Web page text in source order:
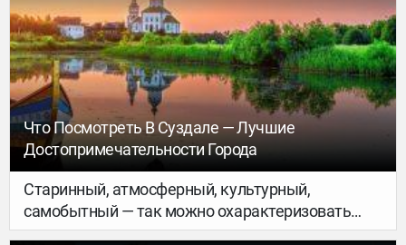
правил. Что происходит на самом деле? Сразу
обозначим: прямо сейчас – ничего нового.
Что Посмотреть В Суздале — Лучшие
Достопримечательности Города
Старинный, атмосферный, культурный,
самобытный — так можно охарактеризовать
маленький город во Владимирской области.